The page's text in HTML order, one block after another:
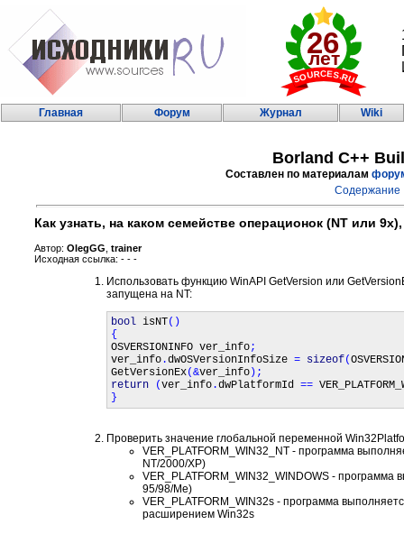
Главная Форум Журнал Wiki
Borland C++
Составлен по материалам
Содержание
Как узнать, на каком семействе операционок (NT или
Автор: OlegGG trainer
Исходная ссылка: - - -
Использовать функцию WinAPI GetVersion или
запущена на NT:
bool isNT()
OSVERSIONINFO ver_info
ver_info .dwOSVersionInfoSize = sizeof(
GetVersionEx(&ver_info
return
(ver_info .dwPlatformId ==
Проверить значение глобальной переменной
VER_PLATFORM_WIN32_NT - программа
NT/2000/XP)
VER_PLATFORM_WIN32_WINDOWS -
95/98/Me)
VER_PLATFORM_WIN32s - программа
расширением Win32s